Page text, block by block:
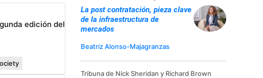
edición del
La post contratación, pieza clave
de la infraestructura de
mercados
Beatriz Alonso-Majagranzas
Tribuna de Nick Sheridan y Richard Brown